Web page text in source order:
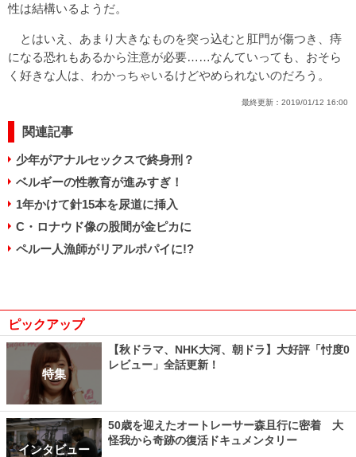
性は結構いるようだ。
とはいえ、あまり大きなものを突っ込むと肛門が傷つき、痔
になる恐れもあるから注意が必要……なんていっても、おそら
く好きな人は、わかっちゃいるけどやめられないのだろう。
最終更新： 2019/01/12 16:00
関連記事
少年がアナルセックスで終身刑？
ベルギーの性教育が進みすぎ！
1年かけて針15本を尿道に挿入
C・ロナウド像の股間が金ピカに
ペルー人漁師がリアルポパイに!?
ピックアップ
特集
【秋ドラマ、NHK大河、朝ドラ】大好評「忖度0
レビュー」全話更新！
インタビュー
50歳を迎えたオートレーサー森且行に密着 大
怪我から奇跡の復活ドキュメンタリー